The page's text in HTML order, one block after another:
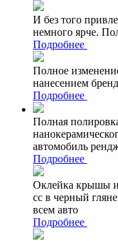
И без того
немного ярче.
Подробнее
Полное
нанесением
Подробнее
Полная
автомобиль
Подробнее
Оклейка крышы и
сс в черный
всем авто
Подробнее